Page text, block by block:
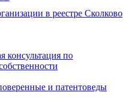
в реестре Сколково
консультация по
и патентоведы